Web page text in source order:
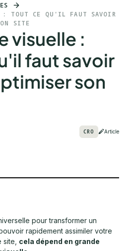
: TOUT CE QU'IL FAUT SAVOIR
SITE
visuelle :
faut savoir
son
CRO Article
pour transformer un
rapidement assimiler votre
cela dépend en grande